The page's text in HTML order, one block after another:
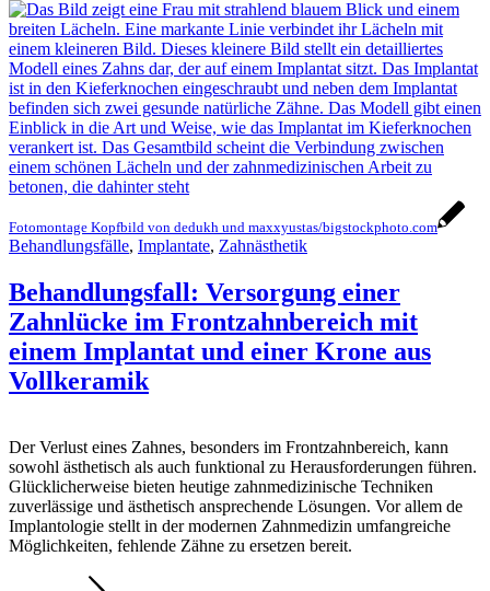
Fotomontage Kopfbild von dedukh und maxxyustas/bigstockphoto.com
Behandlungsfälle, Implantate, Zahnästhetik
Behandlungsfall: Versorgung einer
Zahnlücke im Frontzahnbereich mit
einem Implantat und einer Krone aus
Vollkeramik
Der Verlust eines Zahnes, besonders im Frontzahnbereich, kann
sowohl ästhetisch als auch funktional zu Herausforderungen führen.
Glücklicherweise bieten heutige zahnmedizinische Techniken
zuverlässige und ästhetisch ansprechende Lösungen. Vor allem de
Implantologie stellt in der modernen Zahnmedizin umfangreiche
Möglichkeiten, fehlende Zähne zu ersetzen bereit.